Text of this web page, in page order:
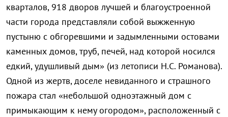
кварталов, 918 дворов лучшей и благоустроенной
части города представляли собой выжженную
пустыню с обгоревшими и задымленными остовами
каменных домов, труб, печей, над которой носился
едкий, удушливый дым» (из летописи Н.С. Романова).
Одной из жертв, доселе невиданного и страшного
пожара стал «небольшой одноэтажный дом с
примыкающим к нему огородом», расположенный с